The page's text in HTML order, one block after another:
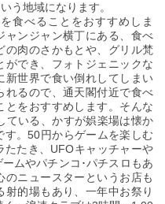
う地域になります。
食べることをおすすめしま
ャンジャン横丁にある、食べ
の肉のさかもとや、グリル梵
ができ、フォトジェニックな
新世界で食い倒れしてしまい
れるので、通天閣付近で食べ
とをおすすめします。そんな
ている、かすが娯楽場は懐か
す。50円からゲームを楽しむ
たたき、UFOキャッチャーや
ムやパチンコ･パチスロもあ
のニュースターというお店も
的場もあり、一年中お祭り